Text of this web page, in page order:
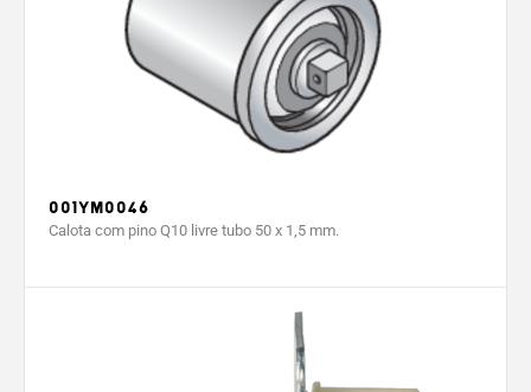
001YM0046
Calota com pino Q10 livre tubo 50 x 1,5 mm.